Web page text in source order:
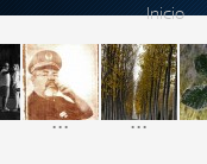
Inicio
... ...